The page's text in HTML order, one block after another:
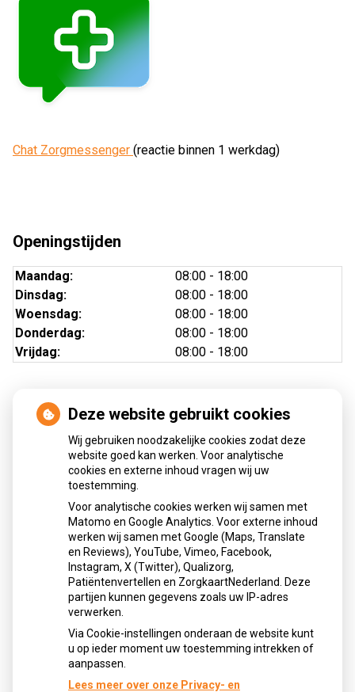
Chat Zorgmessenger (reactie binnen 1 werkdag)
Openingstijden
Maandag:
08:00 - 18:00
Dinsdag:
08:00 - 18:00
Woensdag:
08:00 - 18:00
Donderdag:
08:00 - 18:00
Vrijdag:
08:00 - 18:00
Nieuws
Sinds huisartsen afslankmedicijnen mogen voorschrijven,
neemt gebruik toe
Schurft sinds corona geen vergeten ziekte meer: aantal
uitbraken fors gestegen
Stoppen met afslankmedicijnen betekent zonder
leefstijlaanpassingen weer gewichtstoename
Kookadvies drinkwater in provincie Utrecht vanwege
besmetting
Terugroepactie babyvoeding Nestlé: bacterie kan baby’s
ziek maken
Deze website gebruikt cookies
Wij gebruiken noodzakelijke cookies zodat deze
website goed kan werken. Voor analytische
cookies en externe inhoud vragen wij uw
toestemming.
Voor analytische cookies werken wij samen met
Matomo en Google Analytics. Voor externe inhoud
werken wij samen met Google (Maps, Translate
en Reviews), YouTube, Vimeo, Facebook,
Instagram, X (Twitter), Qualizorg,
Patiëntenvertellen en ZorgkaartNederland. Deze
partijen kunnen gegevens zoals uw IP-adres
verwerken.
Via Cookie-instellingen onderaan de website kunt
u op ieder moment uw toestemming intrekken of
aanpassen.
Lees meer over onze Privacy- en